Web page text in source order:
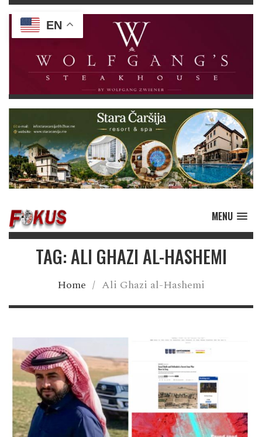
MENU
TAG: ALI GHAZI AL-HASHEMI
Home / Ali Ghazi al-Hashemi
EN